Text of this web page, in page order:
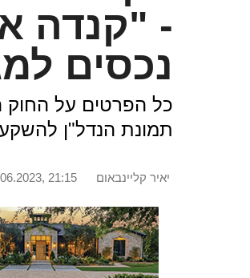
- "‏קנדה
נכסים
תמונת הנדל"ן
21:15 יאיר קליינבאום